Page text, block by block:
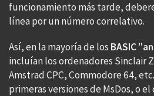
funcionamiento más tarde,
línea por un número correlativo.
Así, en la mayoría de los BASIC
incluían los ordenadores Sinclair
Amstrad CPC, Commodore 64,
primeras versiones de MsDos, o